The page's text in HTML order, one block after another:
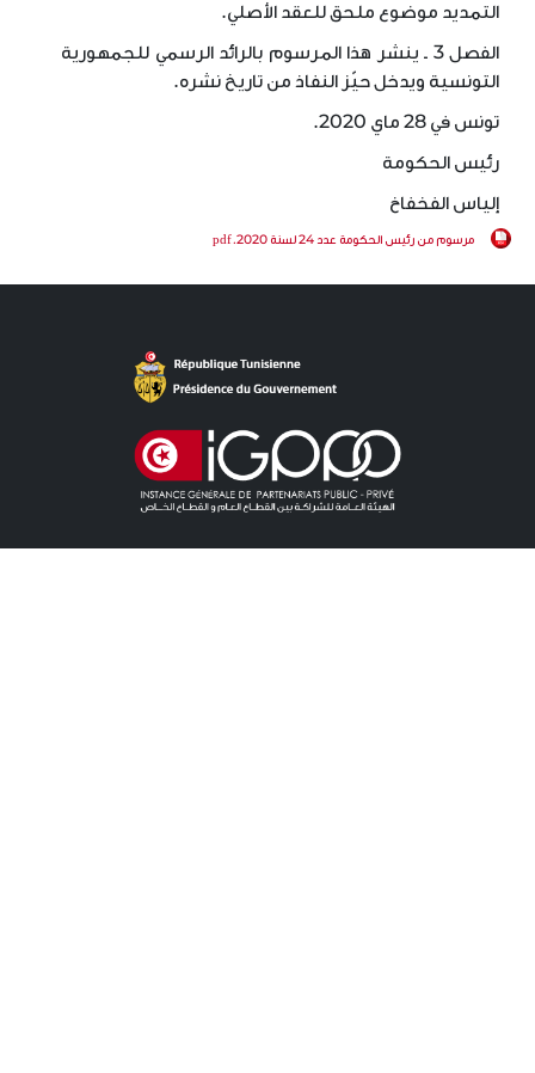
التمديد موضوع ملحق للعقد الأصلي.
الفصل 3 ـ ينشر هذا المرسوم بالرائد الرسمي للجمهورية
التونسية ويدخل حيّز النفاذ من تاريخ نشره.
تونس في 28 ماي 2020.
رئيس الحكومة
إلياس الفخفاخ
مرسوم من رئيس الحكومة عدد 24 لسنة 2020.pdf